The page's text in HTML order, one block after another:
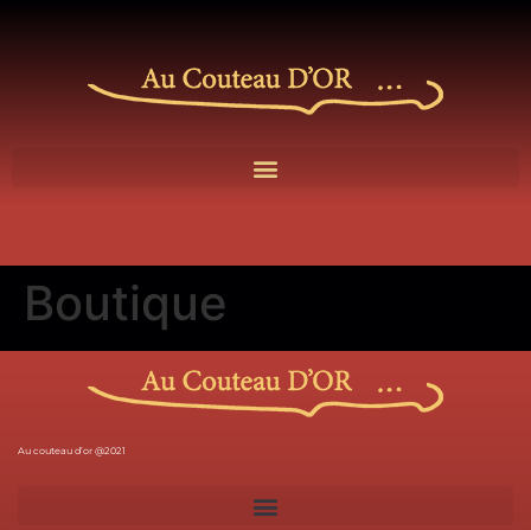
Boutique
Au couteau d’or @2021